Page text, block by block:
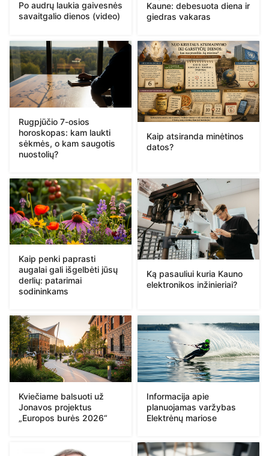
Po audrų laukia gaivesnės
savaitgalio dienos (video)
Kaune: debesuota diena ir
giedras vakaras
Rugpjūčio 7-osios
horoskopas: kam laukti
sėkmės, o kam saugotis
nuostolių?
Kaip atsiranda minėtinos
datos?
Kaip penki paprasti
augalai gali išgelbėti jūsų
derlių: patarimai
sodininkams
Ką pasauliui kuria Kauno
elektronikos inžinieriai?
Kviečiame balsuoti už
Jonavos projektus
„Europos burės 2026“
Informacija apie
planuojamas varžybas
Elektrėnų mariose